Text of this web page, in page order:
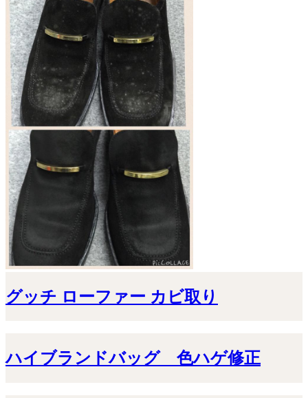
グッチ ローファー カビ取り
ハイブランドバッグ 色ハゲ修正